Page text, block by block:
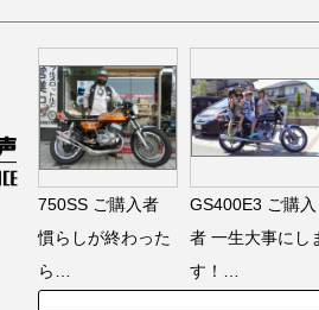
750SS ご購入者
慣らしが終わった
ら…
GS400E3 ご購入
者 一生大事にし
す！…